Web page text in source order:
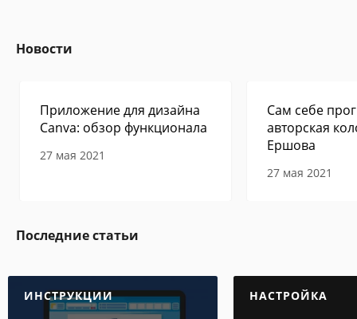
Новости
Приложение для дизайна
Canva: обзор функционала
27 мая 2021
Сам себе
авторская
Ершова
27 мая 2021
Последние статьи
ИНСТРУКЦИИ НАСТРОЙКА